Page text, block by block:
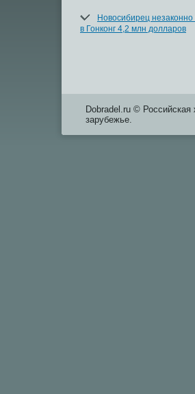
Новосибирец
в Гонконг 4,2 млн долларов
Dobradel.ru ©
зарубежье.